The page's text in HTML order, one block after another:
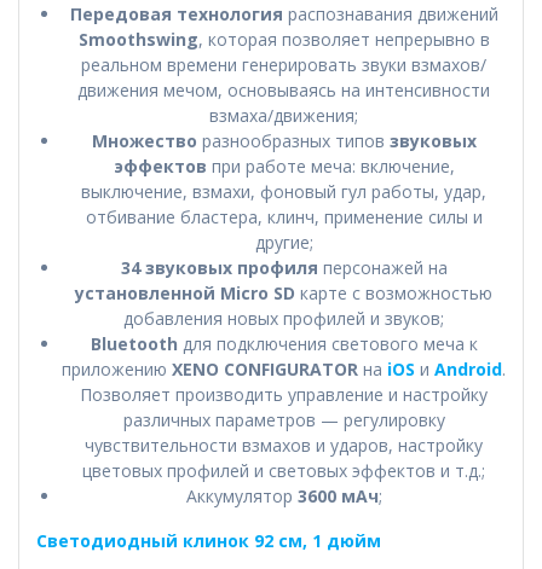
Передовая технология распознавания движений
Smoothswing, которая позволяет непрерывно в
реальном времени генерировать звуки взмахов/
движения мечом, основываясь на интенсивности
взмаха/движения;
Множество разнообразных типов звуковых
эффектов при работе меча: включение,
выключение, взмахи, фоновый гул работы, удар,
отбивание бластера, клинч, применение силы и
другие;
34 звуковых профиля персонажей на
установленной Micro SD карте с возможностью
добавления новых профилей и звуков;
Bluetooth для подключения светового меча к
приложению XENO CONFIGURATOR на iOS и Android.
Позволяет производить управление и настройку
различных параметров — регулировку
чувствительности взмахов и ударов, настройку
цветовых профилей и световых эффектов и т.д.;
Аккумулятор 3600 мАч;
Светодиодный клинок 92 см, 1 дюйм